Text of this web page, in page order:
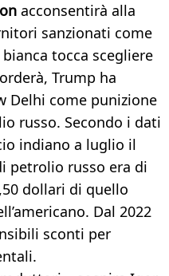
acconsentirà alla
sanzionati come
tocca scegliere
Trump ha
Delhi come punizione
russo. Secondo i dati
indiano a luglio il
petrolio russo era di
dollari di quello
Dal 2022
sconti per